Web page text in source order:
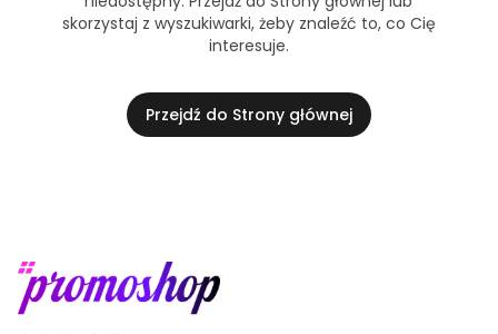
skorzystaj z wyszukiwarki, żeby znaleźć to, co Cię
interesuje.
Przejdź do Strony głównej